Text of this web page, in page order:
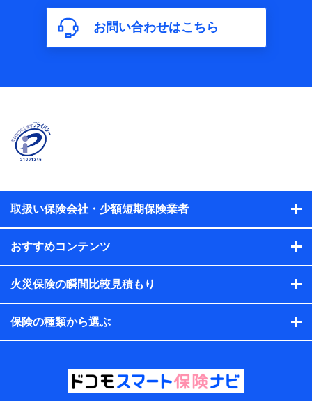
年数などの情報、ペットの種類や年齢などの情報などが含ま
れます。
【共同して利用する者の範囲】
株式会社NTTドコモ
当社又は株式会社NTTドコモが提供する保険関連サービスに
おけるユーザ登録受付および管理のため
当社又は株式会社NTTドコモと取引のあるもしくは委託を受
れらに付帯、関連する当社、株式会社NTTドコモおよび提携
会社のサービスを案内、提供するため
析して、お客さまの趣味・嗜好・傾向に応じたサービス・商
各種セミナーの開催のため
コンサルティングサービスの実施のため
アンケートやキャンペーン等の実施のため
上記に係る案内・手続き・管理等付帯業務を行うため
当該個人データを取り扱う各共同利用者（詳細は次のと
お問い合わせはこちら
取扱い保険会社・少額短期保険業者
おすすめコンテンツ
火災保険の瞬間比較見積もり
保険の種類から選ぶ